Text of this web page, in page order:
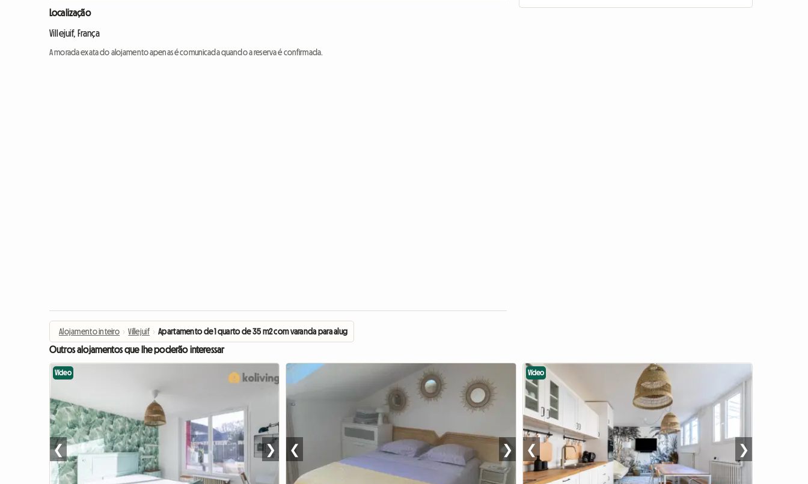
Localização
Villejuif, França
A morada exata do alojamento apenas é comunicada quando a reserva é confirmada.
Alojamento inteiro › Villejuif › Apartamento de 1 quarto de 35 m2 com varanda para alugar
Outros alojamentos que lhe poderão interessar
Vídeo
❮ ❯ ❮ ❯
Vídeo
❮ ❯